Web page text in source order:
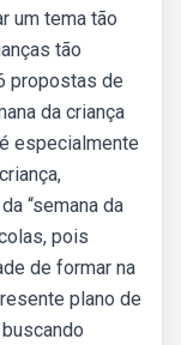
um tema tão
tão
propostas de
da criança
especialmente
“semana da
pois
de formar na
plano de